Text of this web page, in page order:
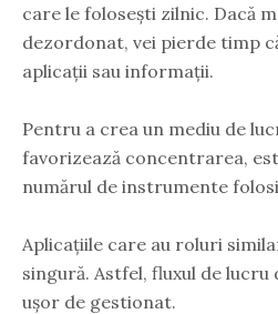
care le folosești zilnic. Dacă
dezordonat, vei pierde timp
aplicații sau informații.
Pentru a crea un mediu de
favorizează concentrarea,
numărul de instrumente
Aplicațiile care au roluri
singură. Astfel, fluxul de lucru
ușor de gestionat.